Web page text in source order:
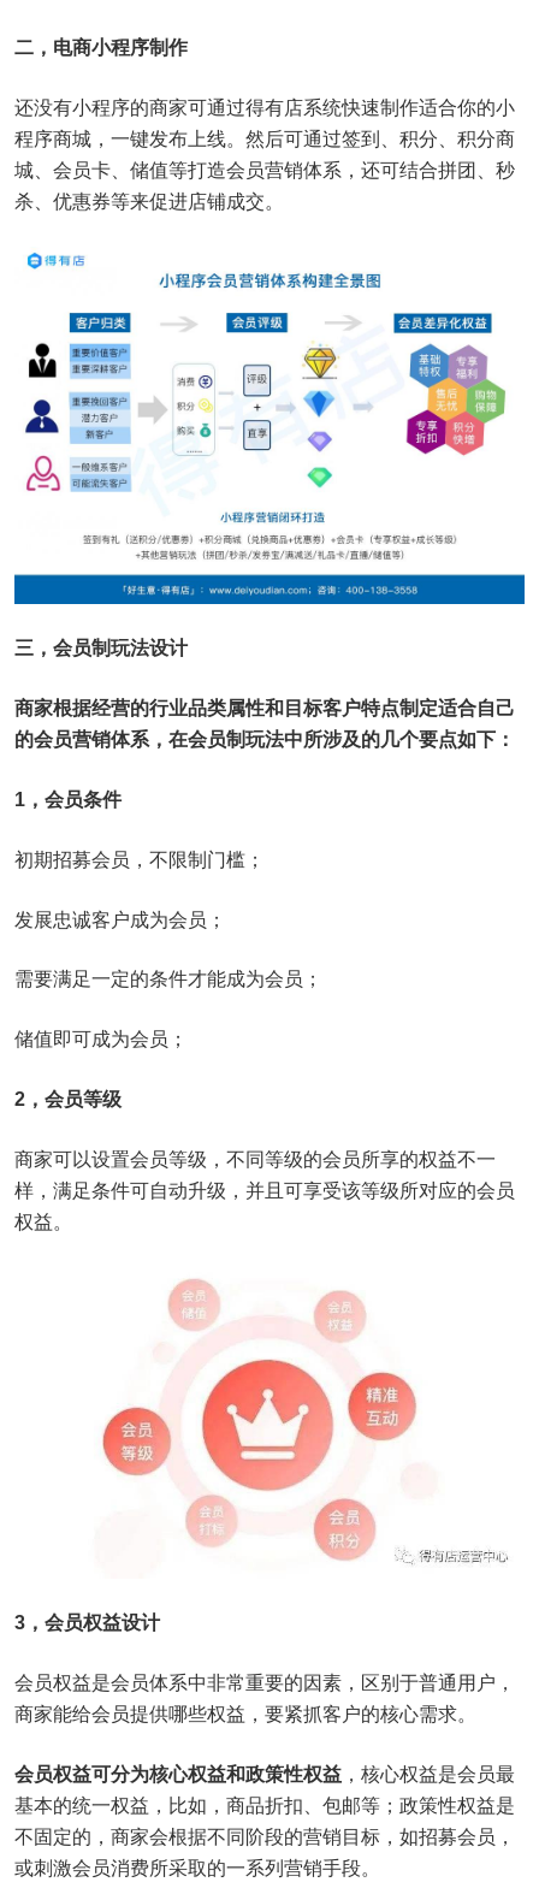
二，电商小程序制作
还没有小程序的商家可通过得有店系统快速制作适合你的小
程序商城，一键发布上线。然后可通过签到、积分、积分商
城、会员卡、储值等打造会员营销体系，还可结合拼团、秒
杀、优惠券等来促进店铺成交。
三，会员制玩法设计
商家根据经营的行业品类属性和目标客户特点制定适合自己
的会员营销体系，在会员制玩法中所涉及的几个要点如下：
1，会员条件
初期招募会员，不限制门槛；
发展忠诚客户成为会员；
需要满足一定的条件才能成为会员；
储值即可成为会员；
2，会员等级
商家可以设置会员等级，不同等级的会员所享的权益不一
样，满足条件可自动升级，并且可享受该等级所对应的会员
权益。
3，会员权益设计
会员权益是会员体系中非常重要的因素，区别于普通用户，
商家能给会员提供哪些权益，要紧抓客户的核心需求。
会员权益可分为核心权益和政策性权益，核心权益是会员最
基本的统一权益，比如，商品折扣、包邮等；政策性权益是
不固定的，商家会根据不同阶段的营销目标，如招募会员，
或刺激会员消费所采取的一系列营销手段。